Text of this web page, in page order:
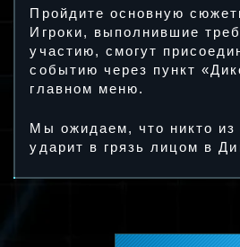
Пройдите основную
Игроки, выполнившие
участию, смогут
событию через пункт
главном меню.
Мы ожидаем, что никто из
ударит в грязь лицом в